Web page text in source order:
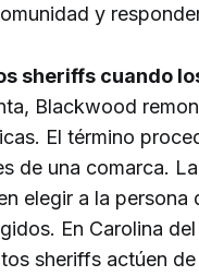
y
sheriffs cuando
Blackwood
El término
de una comarca.
elegir a la
En Carolina
sheriffs actúen